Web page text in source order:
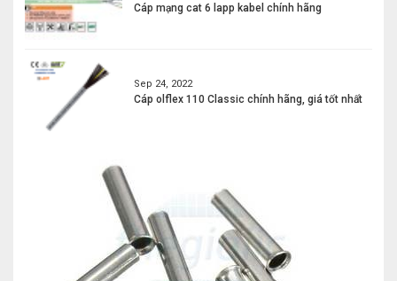
Cáp mạng cat 6 lapp kabel chính hãng
Sep 24, 2022
Cáp olflex 110 Classic chính hãng, giá tốt nhất